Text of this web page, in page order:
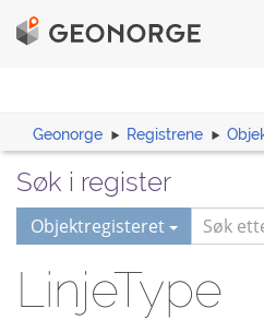
Geonorge Registrene
Søk i register
Objektregisteret
LinjeType